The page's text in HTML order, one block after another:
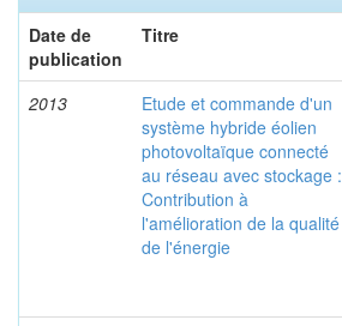
Date de
publication
Titre
2013
Etude et commande d'un
système hybride éolien
photovoltaïque connecté
au réseau avec stockage :
Contribution à
l'amélioration de la qualité
de l'énergie